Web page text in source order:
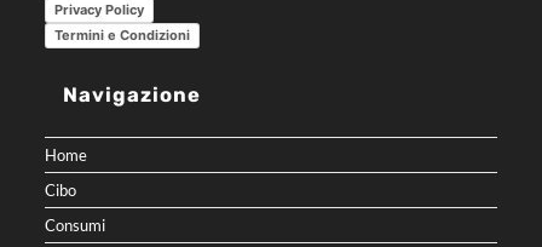
Privacy Policy
Termini e Condizioni
Navigazione
Home
Cibo
Consumi